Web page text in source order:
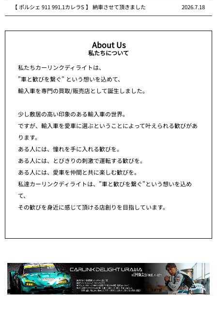
【 ポルシェ 911 991.1カレラS 】 納車させて頂きました 2026.7.18
About Us
私たちについて
私たちカーリンクディライトは、
”車と歓びを繋ぐ” という想いを込めて、
輸入車を専門の買取/販売店として誕生しました。
少し敷居の高い印象のある輸入車の世界。
ですが、輸入車を愛車に選ぶということによって叶えられる歓びがあ
ります。
ある人には、憧れを手に入れる歓びを。
ある人には、とびきりの刺激で運転する歓びを。
ある人には、愛車を仲間と共に楽しむ歓びを。
私達カーリンクディライトは、”車と歓びを繋ぐ”という想いを込め
て、
その歓びを身近に感じて頂ける店創りを目指しています。